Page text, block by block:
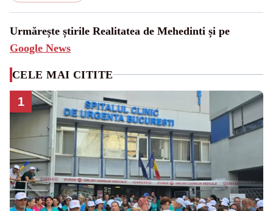
Urmărește știrile Realitatea de Mehedinti și pe
Google News
CELE MAI CITITE
1